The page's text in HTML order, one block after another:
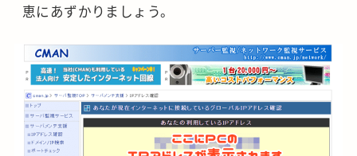
恵にあずかりましょう。